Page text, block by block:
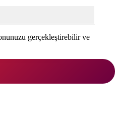
gerçekleştirebilir ve